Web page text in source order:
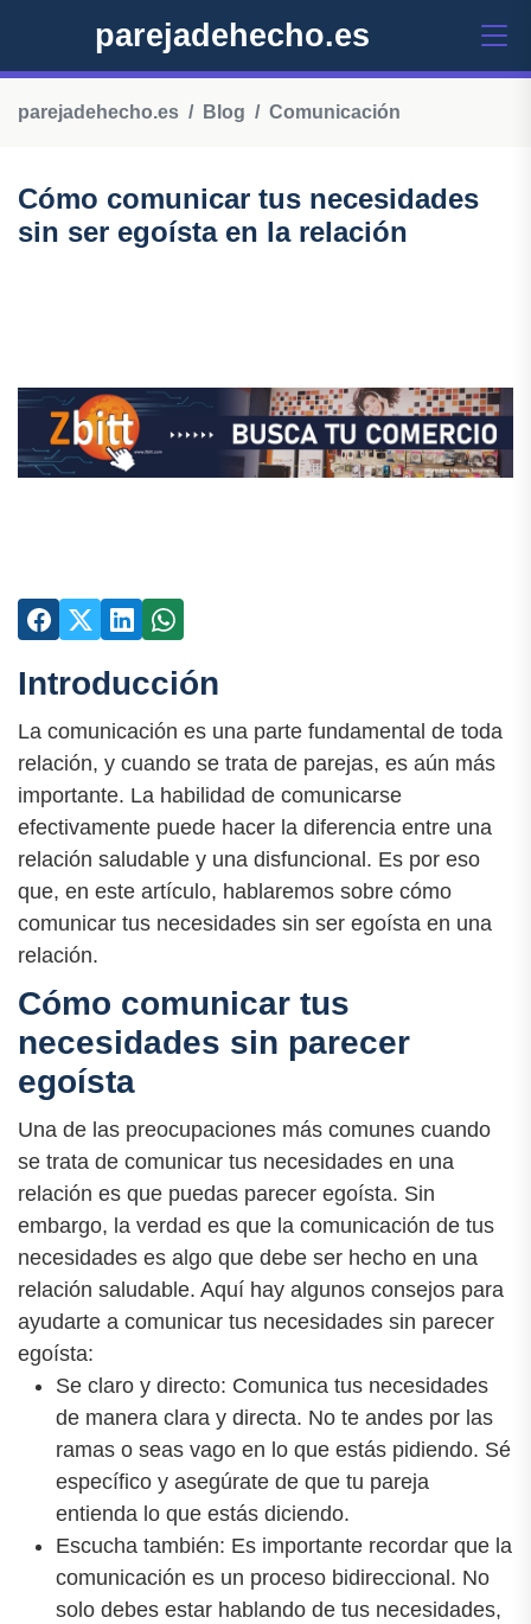
parejadehecho.es
parejadehecho.es Blog Comunicación
Cómo comunicar tus necesidades
sin ser egoísta en la relación
Introducción
La comunicación es una parte fundamental de toda
relación, y cuando se trata de parejas, es aún más
importante. La habilidad de comunicarse
efectivamente puede hacer la diferencia entre una
relación saludable y una disfuncional. Es por eso
que, en este artículo, hablaremos sobre cómo
comunicar tus necesidades sin ser egoísta en una
relación.
Cómo comunicar tus
necesidades sin parecer
egoísta
Una de las preocupaciones más comunes cuando
se trata de comunicar tus necesidades en una
relación es que puedas parecer egoísta. Sin
embargo, la verdad es que la comunicación de tus
necesidades es algo que debe ser hecho en una
relación saludable. Aquí hay algunos consejos para
ayudarte a comunicar tus necesidades sin parecer
egoísta:
Se claro y directo: Comunica tus necesidades
de manera clara y directa. No te andes por las
ramas o seas vago en lo que estás pidiendo. Sé
específico y asegúrate de que tu pareja
entienda lo que estás diciendo.
Escucha también: Es importante recordar que la
comunicación es un proceso bidireccional. No
solo debes estar hablando de tus necesidades,